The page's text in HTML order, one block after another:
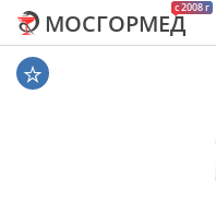
c 2008 г
МОСГОРМЕД